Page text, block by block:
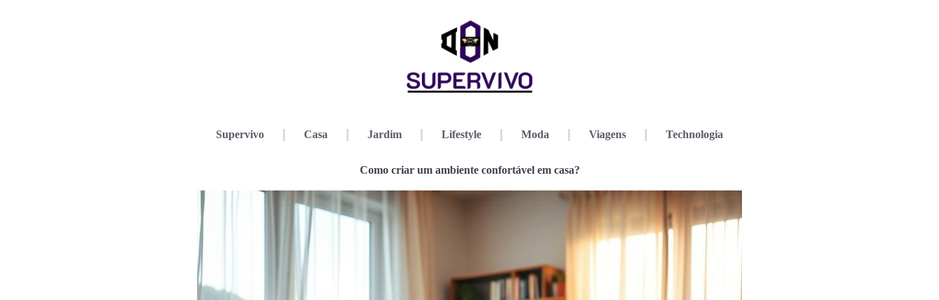
Supervivo Casa Jardim Lifestyle Moda Viagens Technologia
Como criar um ambiente confortável em casa?